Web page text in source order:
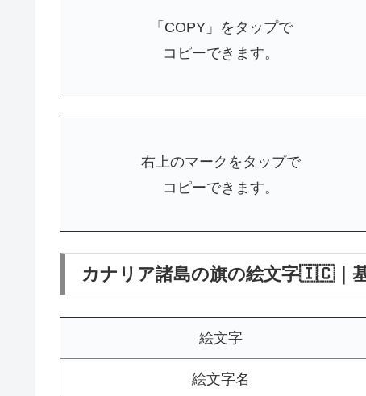
「COPY」をタップで
コピーできます。
右上のマークをタップで
コピーできます。
カナリア諸島の旗の絵文字🇮🇨｜
絵文字
絵文字名